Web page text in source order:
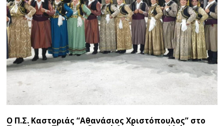
Ο Π.Σ. Καστοριάς “Αθανάσιος Χριστόπουλος” στο